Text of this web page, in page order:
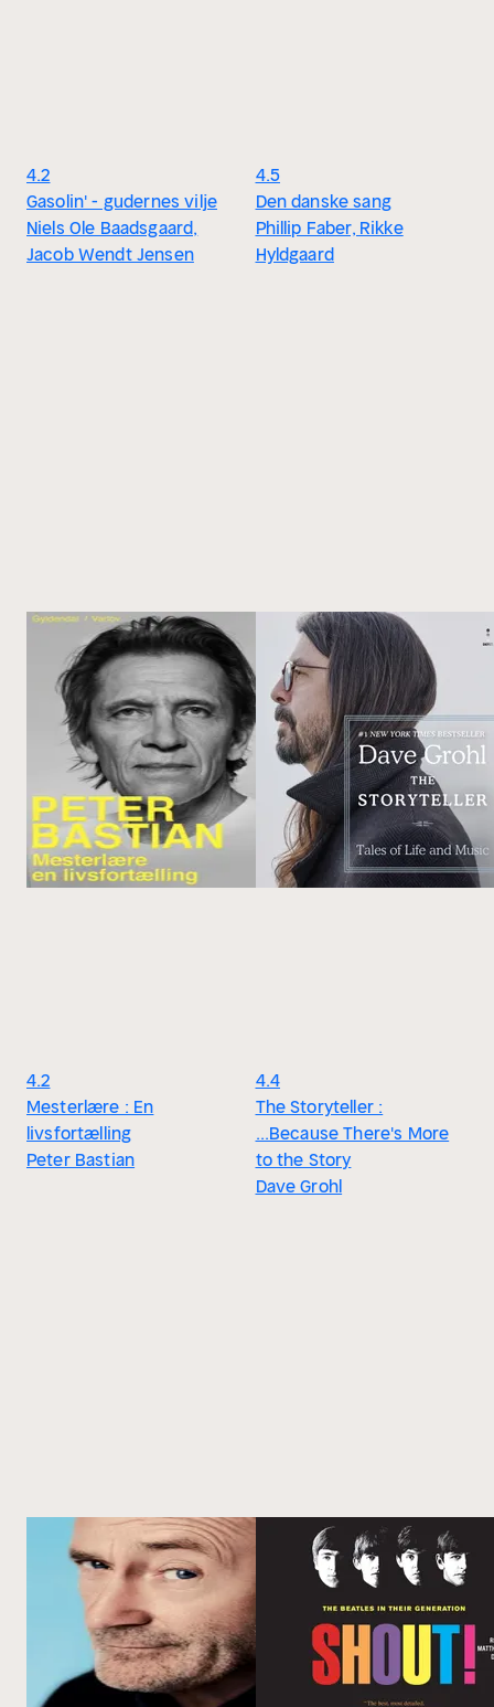
4.2
Gasolin' - gudernes vilje
Niels Ole Baadsgaard,
Jacob Wendt Jensen
4.5
Den danske sang
Phillip Faber, Rikke
Hyldgaard
4.2
Mesterlære : En
livsfortælling
Peter Bastian
4.4
The Storyteller :
...Because There's More
to the Story
Dave Grohl